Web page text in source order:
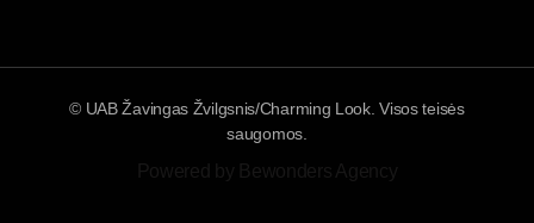
© UAB Žavingas Žvilgsnis/Charming Look. Visos teisės
saugomos.
Powered by Bewonders Agency